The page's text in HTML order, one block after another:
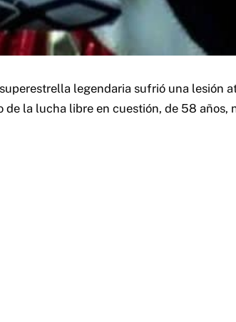
legendaria sufrió una lesión
de la lucha libre en cuestión, de 58 años,